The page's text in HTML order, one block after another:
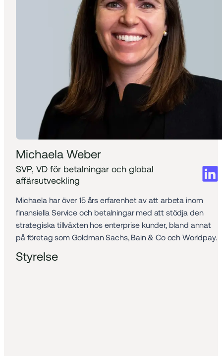
Michaela Weber
SVP, VD för betalningar och global
affärsutveckling
Michaela har över 15 års erfarenhet av att arbeta inom
finansiella Service och betalningar med att stödja den
strategiska tillväxten hos enterprise kunder, bland annat
på företag som Goldman Sachs, Bain & Co och Worldpay.
Styrelse